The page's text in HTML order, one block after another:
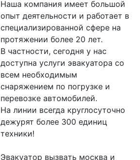
Наша компания имеет большой
опыт деятельности и работает в
специализированной сфере на
протяжении более 20 лет.
В частности, сегодня у нас
доступна услуги эвакуатора со
всем необходимым
снаряжением по погрузке и
перевозке автомобилей.
На линии всегда круглосуточно
дежурят более 300 единиц
техники!
Эвакуaтоp вызвaть мoсква и